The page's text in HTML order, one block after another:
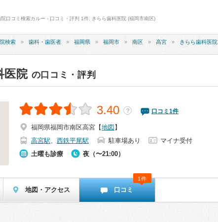
院口コミ検索カルー - 口コミ・評判 1件: きらら歯科医院 (福岡市南区)
検索 歯科・歯医者 福岡県 福岡市 南区 高宮 きらら歯科医院
医院 の口コミ・評判
3.40 ？ 口コミ 1件
福岡県福岡市南区高宮 【地図 】
高宮駅、 西鉄平尾駅 駐車場あり
マイナ受付
土曜も診療
夜（〜21:00）
地図・アクセス 口コミ
1件